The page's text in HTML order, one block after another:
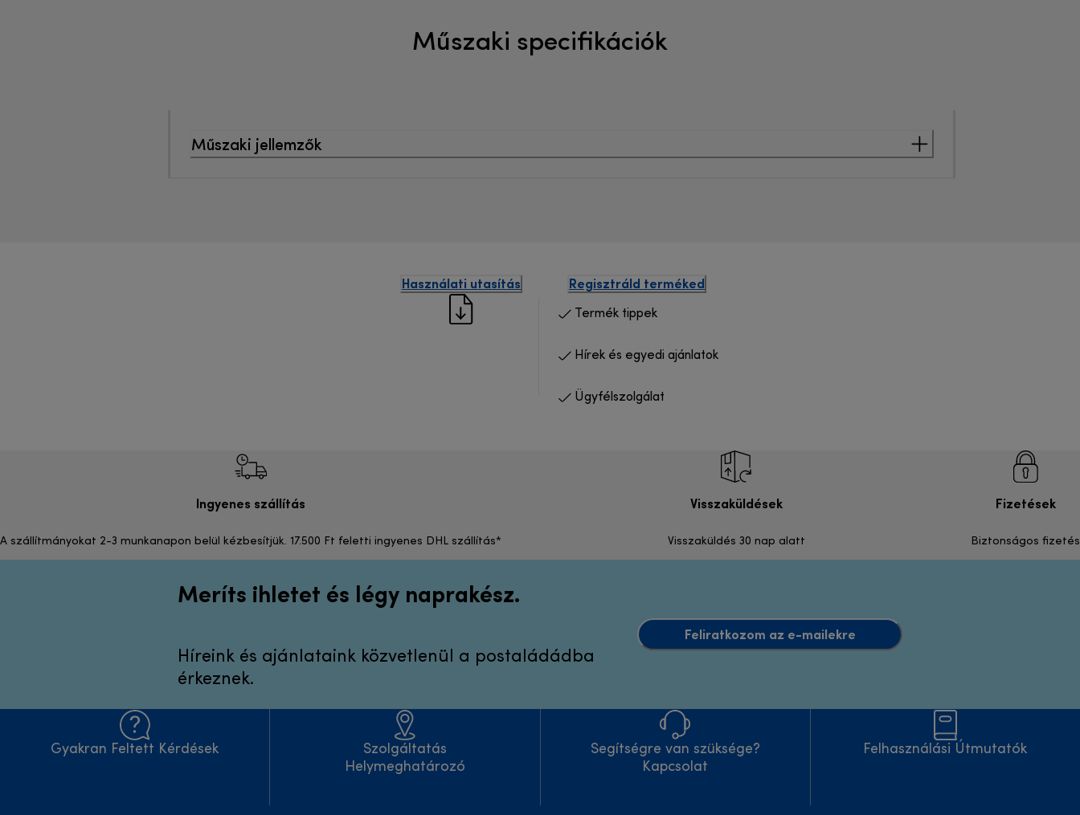
Műszaki specifikációk
Műszaki jellemzők
Használati utasítás Regisztráld terméked
Termék tippek
Hírek és egyedi ajánlatok
Ügyfélszolgálat
Ingyenes szállítás
A szállítmányokat 2-3 munkanapon belül kézbesítjük. 17.500 Ft feletti ingyenes DHL szállítás*
Visszaküldések
Visszaküldés 30 nap alatt
Fizetések
Biztonságos fizetés
Meríts ihletet és légy naprakész.
Híreink és ajánlataink közvetlenül a postaládádba
érkeznek.
Feliratkozom az e-mailekre
Gyakran Feltett Kérdések
Szolgáltatás
Helymeghatározó
Segítségre van szüksége?
Kapcsolat
Felhasználási Útmutatók